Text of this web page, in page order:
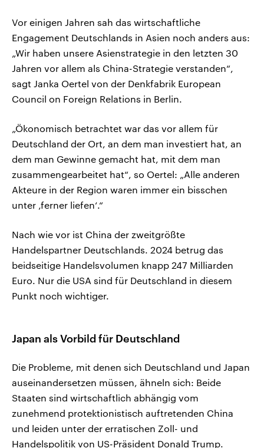
Vor einigen Jahren sah das wirtschaftliche
Engagement Deutschlands in Asien noch anders aus:
„Wir haben unsere Asienstrategie in den letzten 30
Jahren vor allem als China-Strategie verstanden“,
sagt Janka Oertel von der Denkfabrik European
Council on Foreign Relations in Berlin.
„Ökonomisch betrachtet war das vor allem für
Deutschland der Ort, an dem man investiert hat, an
dem man Gewinne gemacht hat, mit dem man
zusammengearbeitet hat“, so Oertel: „Alle anderen
Akteure in der Region waren immer ein bisschen
unter ‚ferner liefen‘.“
Nach wie vor ist China der zweitgrößte
Handelspartner Deutschlands. 2024 betrug das
beidseitige Handelsvolumen knapp 247 Milliarden
Euro. Nur die USA sind für Deutschland in diesem
Punkt noch wichtiger.
Japan als Vorbild für Deutschland
Die Probleme, mit denen sich Deutschland und Japan
auseinandersetzen müssen, ähneln sich: Beide
Staaten sind wirtschaftlich abhängig vom
zunehmend protektionistisch auftretenden China
und leiden unter der erratischen Zoll- und
Handelspolitik von US-Präsident Donald Trump.